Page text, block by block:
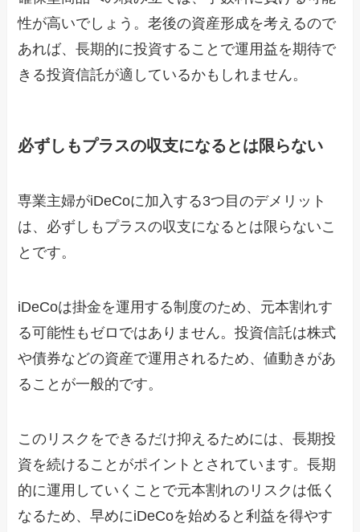
性が高いでしょう。老後の資産形成を考えるので
あれば、長期的に投資することで運用益を期待で
きる投資信託が適しているかもしれません。
必ずしもプラスの収支になるとは限らない
専業主婦がiDeCoに加入する3つ目のデメリット
は、必ずしもプラスの収支になるとは限らないこ
とです。
iDeCoは掛金を運用する制度のため、元本割れす
る可能性もゼロではありません。投資信託は株式
や債券などの資産で運用されるため、値動きがあ
ることが一般的です。
このリスクをできるだけ抑えるためには、長期投
資を続けることがポイントとされています。長期
的に運用していくことで元本割れのリスクは低く
なるため、早めにiDeCoを始めると利益を得やす